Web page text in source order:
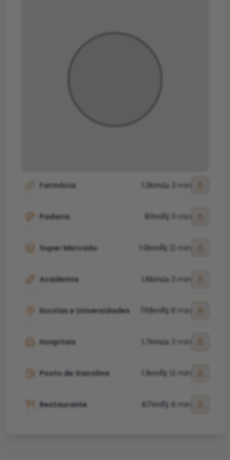
Farmácia 1.3km 3 min
Padaria 911m 11 min
Super Mercado 1.0km 12 min
Academia 1.6km 3 min
Escolas e Universidades 708m 8 min
Hospitais 1.7km 3 min
Posto de Gasolina 1.1km 13 min
Restaurante 671m 8 min